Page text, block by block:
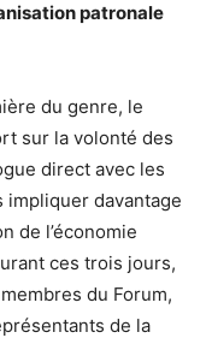
patronale
du genre, le
sur la volonté des
direct avec les
davantage
de l’économie
ces trois jours,
du Forum,
de la